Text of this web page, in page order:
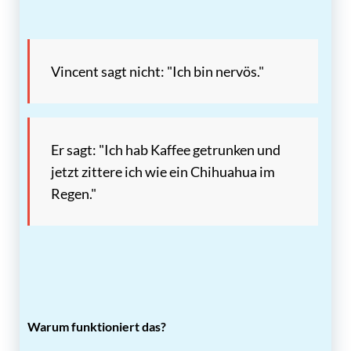
Vincent sagt nicht: "Ich bin nervös."
Er sagt: "Ich hab Kaffee getrunken und
jetzt zittere ich wie ein Chihuahua im
Regen."
Warum funktioniert das?